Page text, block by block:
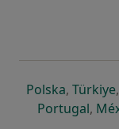
Polskaotwiera
, Türkiye,
Portugal,